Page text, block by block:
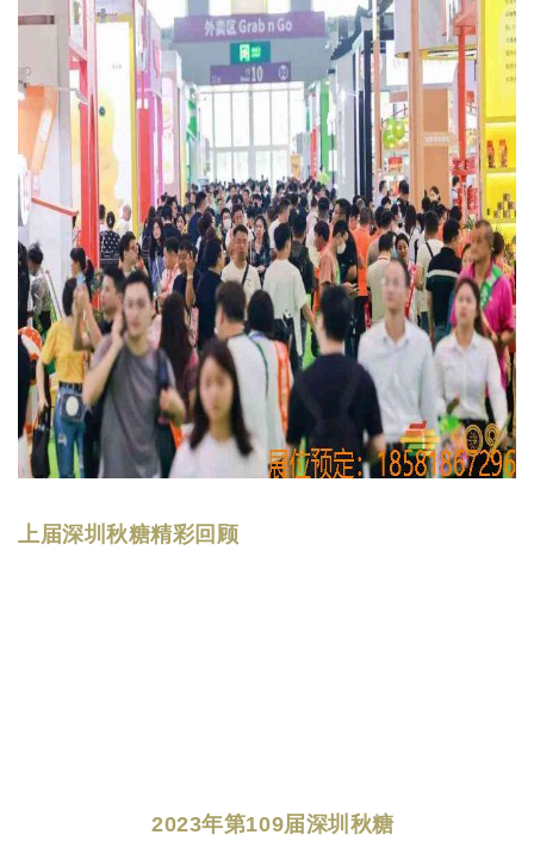
上届深圳秋糖精彩回顾
2023年第109届深圳秋糖